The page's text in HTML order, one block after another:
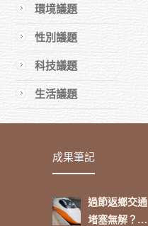
環境議題
性別議題
科技議題
生活議題
成果筆記
過節返鄉交通
堵塞無解？網